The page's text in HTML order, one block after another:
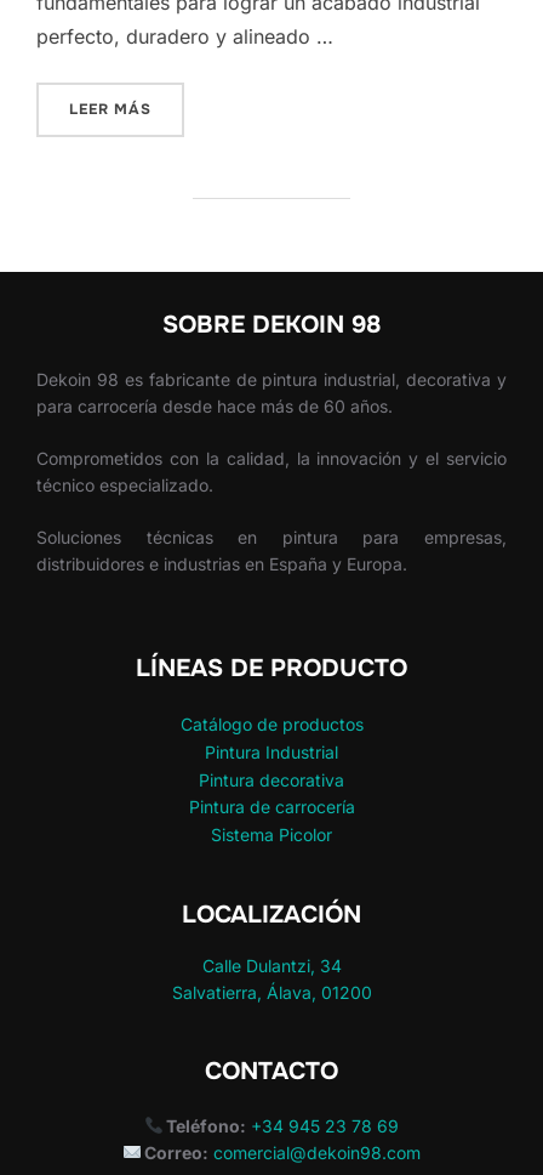
perfecto, duradero y alineado …
LEER MÁS
SOBRE DEKOIN 98
Dekoin 98 es fabricante de pintura industrial, decorativa y
para carrocería desde hace más de 60 años.
Comprometidos con la calidad, la innovación y el servicio
técnico especializado.
Soluciones técnicas en pintura para empresas,
distribuidores e industrias en España y Europa.
LÍNEAS DE PRODUCTO
Catálogo de productos
Pintura Industrial
Pintura decorativa
Pintura de carrocería
Sistema Picolor
LOCALIZACIÓN
Calle Dulantzi, 34
Salvatierra, Álava, 01200
CONTACTO
Teléfono: +34 945 23 78 69
Correo: comercial@dekoin98.com